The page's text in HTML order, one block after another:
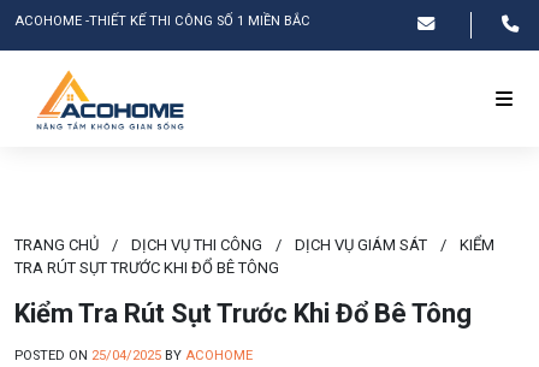
ACOHOME -THIẾT KẾ THI CÔNG SỐ 1 MIỀN BẮC
TRANG CHỦ / DỊCH VỤ THI CÔNG / DỊCH VỤ GIÁM SÁT /
KIỂM
TRA RÚT SỤT TRƯỚC KHI ĐỔ BÊ TÔNG
Kiểm Tra Rút Sụt Trước Khi Đổ Bê Tông
POSTED ON 25/04/2025 BY ACOHOME